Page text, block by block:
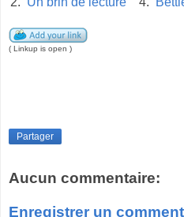
( Linkup is open )
Partager
Aucun commentaire:
Enregistrer un